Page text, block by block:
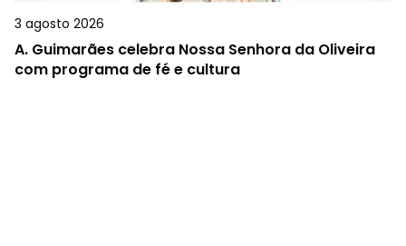
3 agosto 2026
A. Guimarães celebra Nossa Senhora da Oliveira
com programa de fé e cultura